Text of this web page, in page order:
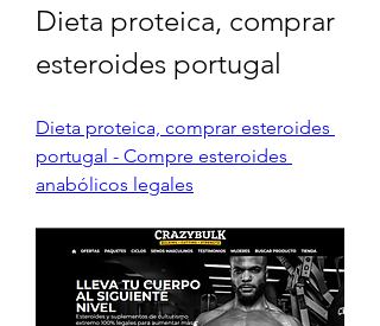
Dieta proteica, comprar
esteroides portugal
Dieta proteica, comprar esteroides
portugal - Compre esteroides
anabólicos legales